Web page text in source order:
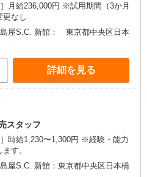
］月給236,000円 ※試用期間（3か月
更なし
島屋S.C. 新館： 東京都中央区日本
詳細を見る
スタッフ
］時給1,230〜1,300円 ※経験・能力
す。
屋S.C. 新館：東京都中央区日本橋